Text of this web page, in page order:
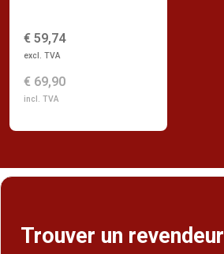
€ 59,74
excl. TVA
€ 69,90
incl. TVA
Trouver un revendeur